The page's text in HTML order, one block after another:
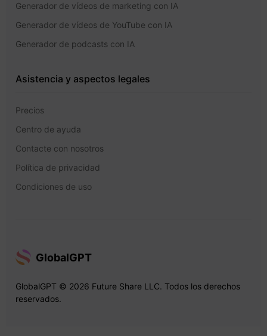
Generador de vídeos de marketing con IA
Generador de vídeos de YouTube con IA
Generador de podcasts con IA
Asistencia y aspectos legales
Precios
Centro de ayuda
Contacte con nosotros
Política de privacidad
Condiciones de uso
GlobalGPT
GlobalGPT © 2026 Future Share LLC. Todos los derechos
reservados.